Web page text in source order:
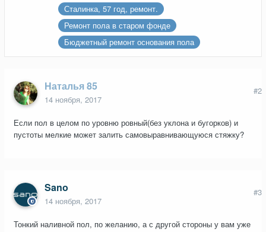
Сталинка, 57 год, ремонт.
Ремонт пола в старом фонде
Бюджетный ремонт основания пола
Наталья 85
14 ноября, 2017
#2
Если пол в целом по уровню ровный(без уклона и бугорков) и
пустоты мелкие может залить самовыравнивающуюся стяжку?
Sano
14 ноября, 2017
#3
Тонкий наливной пол, по желанию, а с другой стороны у вам уже